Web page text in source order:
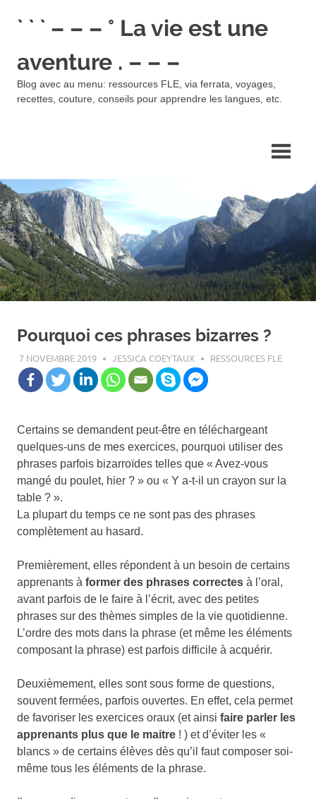
` ` ` – – – ° La vie est une
aventure . – – –
Blog avec au menu: ressources FLE, via ferrata, voyages,
recettes, couture, conseils pour apprendre les langues, etc.
Pourquoi ces phrases bizarres ?
7 NOVEMBRE 2019 JESSICA COEYTAUX RESSOURCES FLE
Certains se demandent peut-être en téléchargeant
quelques-uns de mes exercices, pourquoi utiliser des
phrases parfois bizarroïdes telles que « Avez-vous
mangé du poulet, hier ? » ou « Y a-t-il un crayon sur la
table ? ».
La plupart du temps ce ne sont pas des phrases
complètement au hasard.
Premièrement, elles répondent à un besoin de certains
apprenants à former des phrases correctes à l’oral,
avant parfois de le faire à l’écrit, avec des petites
phrases sur des thèmes simples de la vie quotidienne.
L’ordre des mots dans la phrase (et même les éléments
composant la phrase) est parfois difficile à acquérir.
Deuxièmement, elles sont sous forme de questions,
souvent fermées, parfois ouvertes. En effet, cela permet
de favoriser les exercices oraux (et ainsi faire parler les
apprenants plus que le maitre ! ) et d’éviter les «
blancs » de certains élèves dès qu’il faut composer soi-
même tous les éléments de la phrase.